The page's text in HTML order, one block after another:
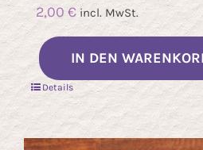
2,00 € incl. MwSt.
IN DEN
Details